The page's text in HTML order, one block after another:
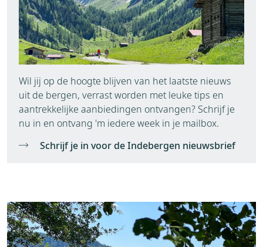
Wil jij op de hoogte blijven van het laatste nieuws
uit de bergen, verrast worden met leuke tips en
aantrekkelijke aanbiedingen ontvangen? Schrijf je
nu in en ontvang 'm iedere week in je mailbox.
Schrijf je in voor de Indebergen nieuwsbrief